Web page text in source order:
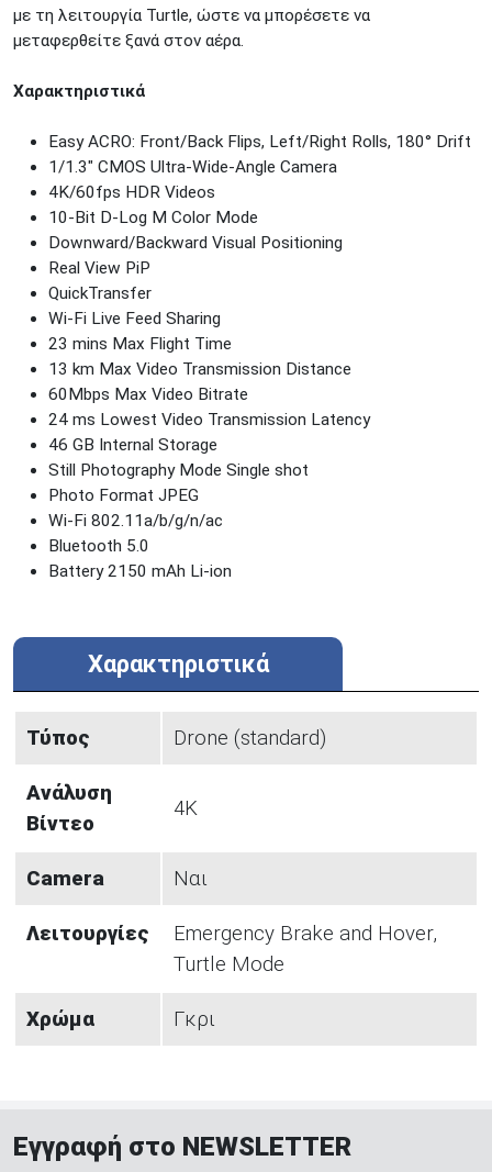
με τη λειτουργία Turtle, ώστε να μπορέσετε να
μεταφερθείτε ξανά στον αέρα.
Xαρακτηριστικά
Easy ACRO: Front/Back Flips, Left/Right Rolls, 180° Drift
1/1.3″ CMOS Ultra-Wide-Angle Camera
4K/60fps HDR Videos
10-Bit D-Log M Color Mode
Downward/Backward Visual Positioning
Real View PiP
QuickTransfer
Wi-Fi Live Feed Sharing
23 mins Max Flight Time
13 km Max Video Transmission Distance
60Mbps Max Video Bitrate
24 ms Lowest Video Transmission Latency
46 GB Internal Storage
Still Photography Mode Single shot
Photo Format JPEG
Wi-Fi 802.11a/b/g/n/ac
Bluetooth 5.0
Battery 2150 mAh Li-ion
Χαρακτηριστικά
Τύπος Drone (standard)
Ανάλυση
Βίντεο
4K
Camera Ναι
Λειτουργίες
Emergency Brake and Hover,
Turtle Mode
Χρώμα Γκρι
Εγγραφή στο NEWSLETTER